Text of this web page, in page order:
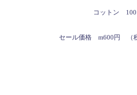
コットン 100
セール価格 m600円 （